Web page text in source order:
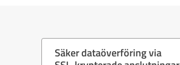
Säker dataöverföring via